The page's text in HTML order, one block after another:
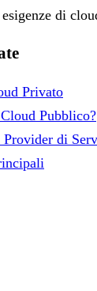
di
Privato
Pubblico?
Provider di